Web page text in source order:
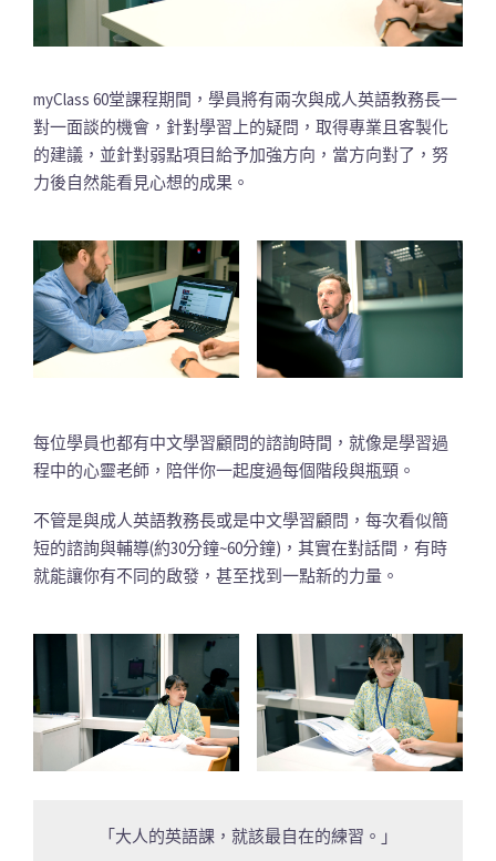
myClass 60堂課程期間，學員將有兩次與成人英語教務長一
對一面談的機會，針對學習上的疑問，取得專業且客製化
的建議，並針對弱點項目給予加強方向，當方向對了，努
力後自然能看見心想的成果。
每位學員也都有中文學習顧問的諮詢時間，就像是學習過
程中的心靈老師，陪伴你一起度過每個階段與瓶頸。
不管是與成人英語教務長或是中文學習顧問，每次看似簡
短的諮詢與輔導(約30分鐘~60分鐘)，其實在對話間，有時
就能讓你有不同的啟發，甚至找到一點新的力量。
「大人的英語課，就該最自在的練習。」